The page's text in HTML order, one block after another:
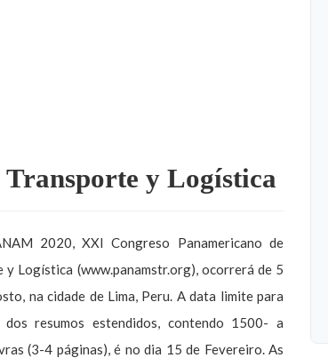
y Logística
2020, XXI Congreso Panamericano de
y Logística (www.panamstr.org), ocorrerá de 5
na cidade de Lima, Peru. A data limite para
dos resumos estendidos, contendo 1500- a
(3-4 páginas), é no dia 15 de Fevereiro. As